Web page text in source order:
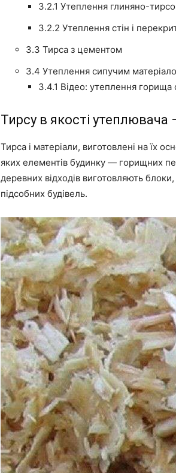
3.2.1 Утеплення глиняно-
3.2.2 Утеплення стін і
3.3 Тирса з цементом
3.4 Утеплення сипучим
3.4.1 Відео: утеплення
Тирсу в якості утеплювача
Тирса і матеріали, виготовлені на їх
яких елементів будинку — горищних
деревних відходів виготовляють
підсобних будівель.